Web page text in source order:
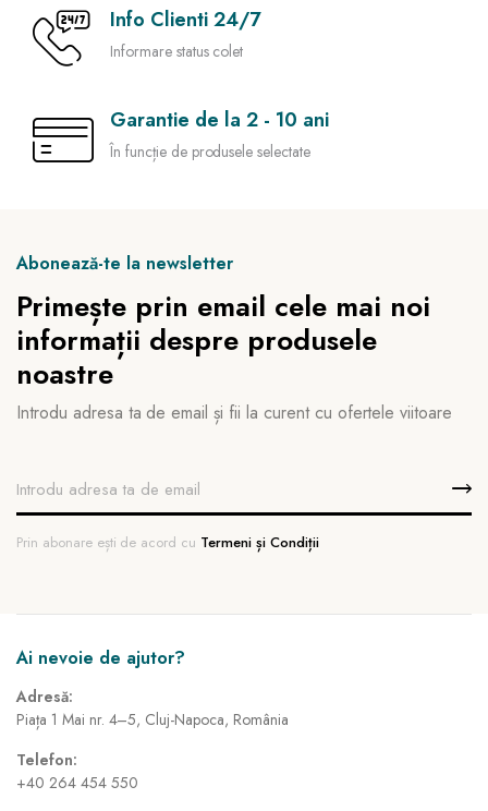
Info Clienti 24/7
Informare status colet
Garantie de la 2 - 10 ani
În funcție de produsele selectate
Abonează-te la newsletter
Primește prin email cele mai noi
informații despre produsele
noastre
Introdu adresa ta de email și fii la curent cu ofertele viitoare
Prin abonare ești de acord cu Termeni și Condiții
Ai nevoie de ajutor?
Adresă:
Piața 1 Mai nr. 4–5, Cluj-Napoca, România
Telefon:
+40 264 454 550